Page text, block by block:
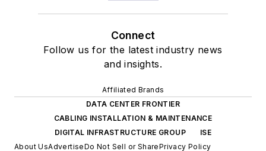
Connect
Follow us for the latest industry news
and insights.
Affiliated Brands
DATA CENTER FRONTIER
CABLING INSTALLATION & MAINTENANCE
DIGITAL INFRASTRUCTURE GROUP
ISE
About UsAdvertiseDo Not Sell or SharePrivacy Policy